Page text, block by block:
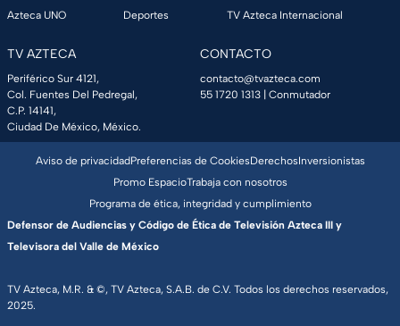
Azteca UNO
Deportes
TV Azteca Internacional
TV AZTECA
Periférico Sur 4121,
Col. Fuentes Del Pedregal,
C.P. 14141,
Ciudad De México, México.
CONTACTO
contacto@tvazteca.com
55 1720 1313 | Conmutador
TV Azteca, M.R. & ©, TV Azteca, S.A.B. de C.V. Todos los derechos reservados,
2025.
Aviso de privacidadPreferencias de CookiesDerechosInversionistas
Promo EspacioTrabaja con nosotros
Programa de ética, integridad y cumplimiento
Defensor de Audiencias y Código de Ética de Televisión Azteca III y
Televisora del Valle de México